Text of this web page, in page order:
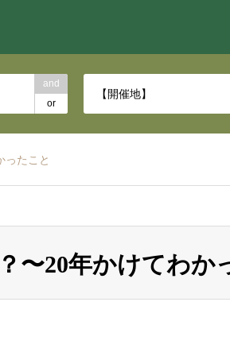
and
or
【開催地】
ったこと
〜20年かけてわか